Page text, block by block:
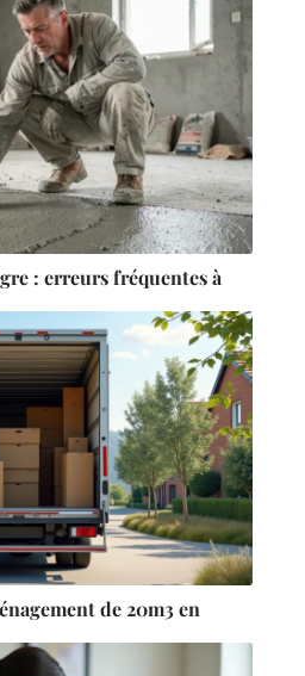
: erreurs fréquentes à
de 20m3 en